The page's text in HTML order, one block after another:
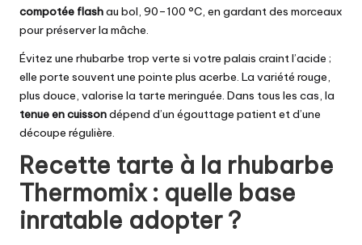
compotée flashau bol, 90–100 °C, en gardant des morceaux
pour préserver la mâche.
Évitez une rhubarbe trop verte si votre palais craint l’acide ;
elle porte souvent une pointe plus acerbe. La variété rouge,
plus douce, valorise la tarte meringuée. Dans tous les cas, la
tenue en cuissondépend d’un égouttage patient et d’une
découpe régulière.
Recette tarte à la rhubarbe
Thermomix : quelle base
inratable adopter ?